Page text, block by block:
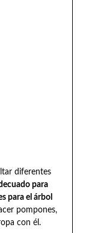
diferentes
para
para el árbol
pompones,
con él.